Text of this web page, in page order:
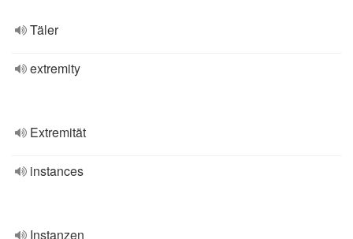
Täler
extremity
Extremität
instances
Instanzen